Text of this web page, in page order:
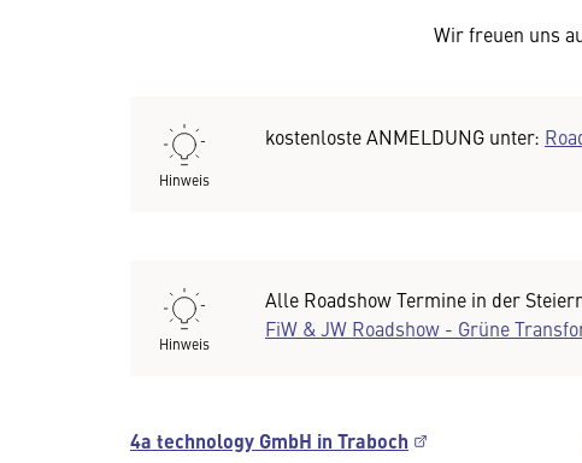
Wir freuen uns
Hinweis
kostenloste ANMELDUNG unter:
Hinweis
Alle Roadshow Termine in der
FiW & JW Roadshow - Grüne
4a technology GmbH in Traboch